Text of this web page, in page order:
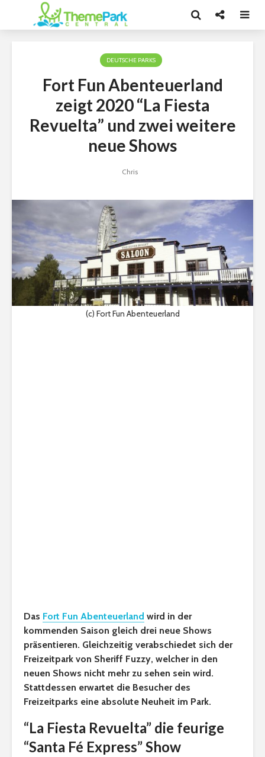
DEUTSCHE PARKS
Fort Fun Abenteuerland
zeigt 2020 “La Fiesta
Revuelta” und zwei weitere
neue Shows
Chris
(c) Fort Fun Abenteuerland
Das Fort Fun Abenteuerland wird in der
kommenden Saison gleich drei neue Shows
präsentieren. Gleichzeitig verabschiedet sich der
Freizeitpark von Sheriff Fuzzy, welcher in den
neuen Shows nicht mehr zu sehen sein wird.
Stattdessen erwartet die Besucher des
Freizeitparks eine absolute Neuheit im Park.
“La Fiesta Revuelta” die feurige
“Santa Fé Express” Show